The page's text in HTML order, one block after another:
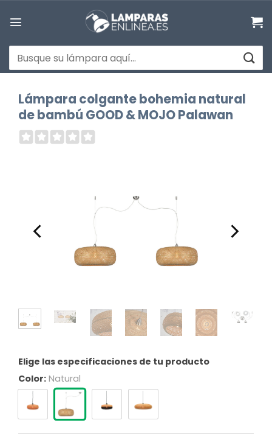
Buscar
por:
Lámpara colgante bohemia natural
de bambú GOOD & MOJO Palawan
Elige las especificaciones de tu producto
Color: Natural